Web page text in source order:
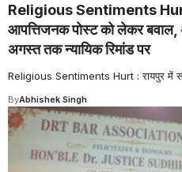
Religious Sentiments Hurt
आपत्तिजनक पोस्ट को लेकर बवाल,
अगस्त तक न्यायिक रिमांड पर
Religious Sentiments Hurt : रायपुर में
ByAbhishek Singh